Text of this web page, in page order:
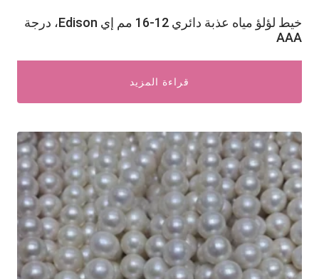
خيط لؤلؤ مياه عذبة دائري 12-16 مم إي Edison، درجة
AAA
قراءة المزيد